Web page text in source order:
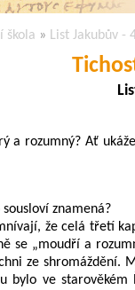
škola » List Jakubův -
a rozumný? Ať
znamená?
že celá třetí
se „moudří a
ze shromáždění.
bylo ve starověkém